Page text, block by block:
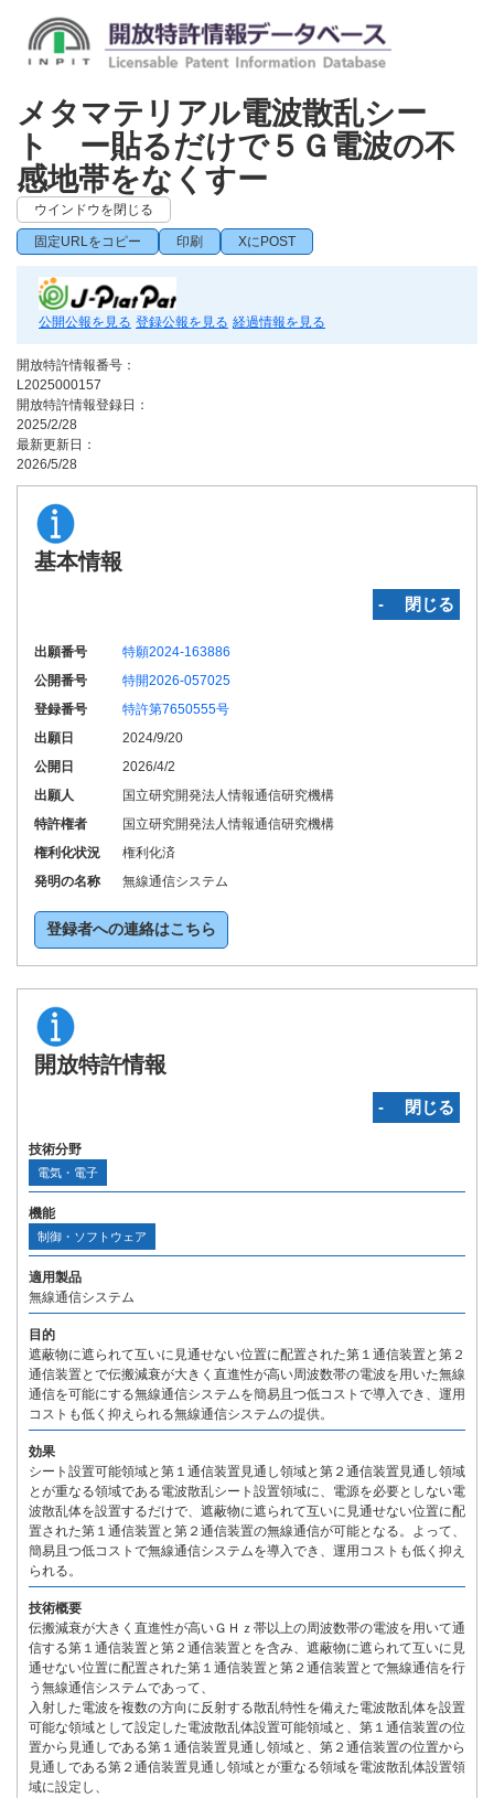
メタマテリアル電波散乱シー
ト ー貼るだけで５Ｇ電波の不
感地帯をなくすー
ウインドウを閉じる
固定URLをコピー 印刷 XにPOST
公開公報を見る 登録公報を見る 経過情報を見る
開放特許情報番号：
L2025000157
開放特許情報登録日：
2025/2/28
最新更新日：
2026/5/28
基本情報
‐ 閉じる
出願番号
特願2024-163886
公開番号
特開2026-057025
登録番号
特許第7650555号
出願日
2024/9/20
公開日
2026/4/2
出願人
国立研究開発法人情報通信研究機構
特許権者
国立研究開発法人情報通信研究機構
権利化状況
権利化済
発明の名称
無線通信システム
登録者への連絡はこちら
開放特許情報
‐ 閉じる
技術分野
電気・電子
機能
制御・ソフトウェア
適用製品
無線通信システム
目的
遮蔽物に遮られて互いに見通せない位置に配置された第１通信装置と第２
通信装置とで伝搬減衰が大きく直進性が高い周波数帯の電波を用いた無線
通信を可能にする無線通信システムを簡易且つ低コストで導入でき、運用
コストも低く抑えられる無線通信システムの提供。
効果
シート設置可能領域と第１通信装置見通し領域と第２通信装置見通し領域
とが重なる領域である電波散乱シート設置領域に、電源を必要としない電
波散乱体を設置するだけで、遮蔽物に遮られて互いに見通せない位置に配
置された第１通信装置と第２通信装置の無線通信が可能となる。よって、
簡易且つ低コストで無線通信システムを導入でき、運用コストも低く抑え
られる。
技術概要
伝搬減衰が大きく直進性が高いＧＨｚ帯以上の周波数帯の電波を用いて通
信する第１通信装置と第２通信装置とを含み、遮蔽物に遮られて互いに見
通せない位置に配置された第１通信装置と第２通信装置とで無線通信を行
う無線通信システムであって、
入射した電波を複数の方向に反射する散乱特性を備えた電波散乱体を設置
可能な領域として設定した電波散乱体設置可能領域と、第１通信装置の位
置から見通しである第１通信装置見通し領域と、第２通信装置の位置から
見通しである第２通信装置見通し領域とが重なる領域を電波散乱体設置領
域に設定し、